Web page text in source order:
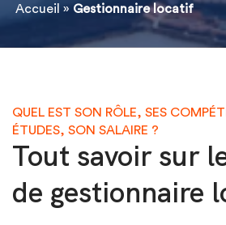
Accueil » Gestionnaire locatif
QUEL EST SON RÔLE, SES
ÉTUDES, SON SALAIRE ?
Tout savoir sur
de gestionnaire